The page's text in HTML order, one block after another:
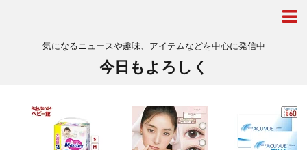
気になるニュースや趣味、アイテムなどを中心に発信中
今日もよろしく